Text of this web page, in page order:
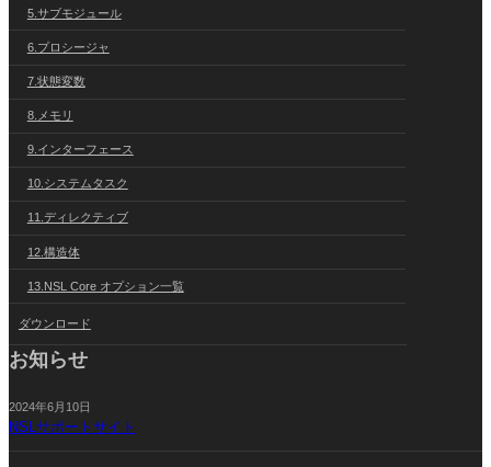
5.サブモジュール
6.プロシージャ
7.状態変数
8.メモリ
9.インターフェース
10.システムタスク
11.ディレクティブ
12.構造体
13.NSL Core オプション一覧
ダウンロード
お知らせ
2024年6月10日
NSLサポートサイト